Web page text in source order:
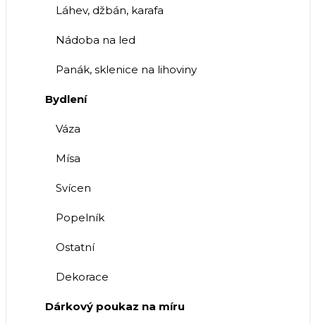
Láhev, džbán, karafa
Nádoba na led
Panák, sklenice na lihoviny
Bydlení
Váza
Mísa
Svícen
Popelník
Ostatní
Dekorace
Dárkový poukaz na míru